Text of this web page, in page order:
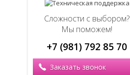
Сложности с выбором?
Мы поможем!
+7 (981) 792 85 70
Заказать звонок